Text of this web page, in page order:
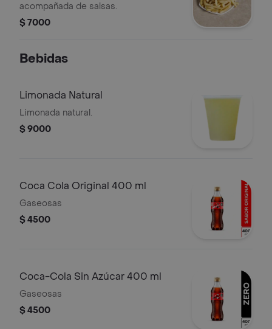
acompañada de salsas.
$ 7000
Bebidas
Limonada Natural
Limonada natural.
$ 9000
Coca Cola Original 400 ml
Gaseosas
$ 4500
Coca-Cola Sin Azúcar 400 ml
Gaseosas
$ 4500